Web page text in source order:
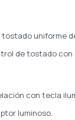
uniforme
de tostado
con tecla
luminoso.